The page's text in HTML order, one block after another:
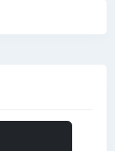
bilinirliği